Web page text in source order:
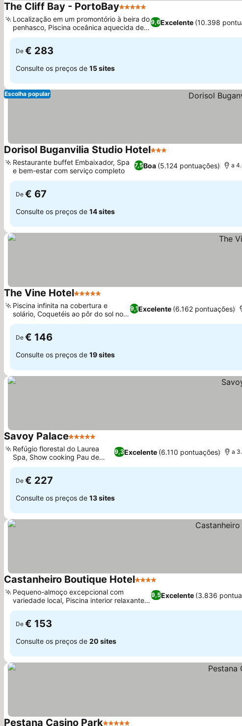
The Cliff Bay - PortoBay5 Estrelas
9,6Excelente (10.398
Localização em um promontório à beira do
penhasco, Piscina oceânica aquecida de
água salgada
De € 283
Consulte os preços de 15 sites
Escolha popular
Dorisol Buganvilia Studio Hotel3 Estrelas
7,5Boa (5.124 pontuações)
Restaurante buffet Embaixador, Spa
e bem-estar com serviço completo
a
De € 67
Consulte os preços de 14 sites
The Vine Hotel5 Estrelas
9,1Excelente (6.162 pontuações)
Piscina infinita na cobertura e
solário, Coquetéis ao pôr do sol no
Bar 360°
De € 146
Consulte os preços de 19 sites
Savoy Palace5 Estrelas
9,3Excelente (6.110 pontuações)
Refúgio florestal do Laurea
Spa, Show cooking Pau de
Lume
a
De € 227
Consulte os preços de 13 sites
Castanheiro Boutique Hotel4 Estrelas
9,5Excelente (3.836
Pequeno-almoço excepcional com
variedade local, Piscina interior relaxante e
área de bem-estar
De € 153
Consulte os preços de 20 sites
Pestana Casino Park